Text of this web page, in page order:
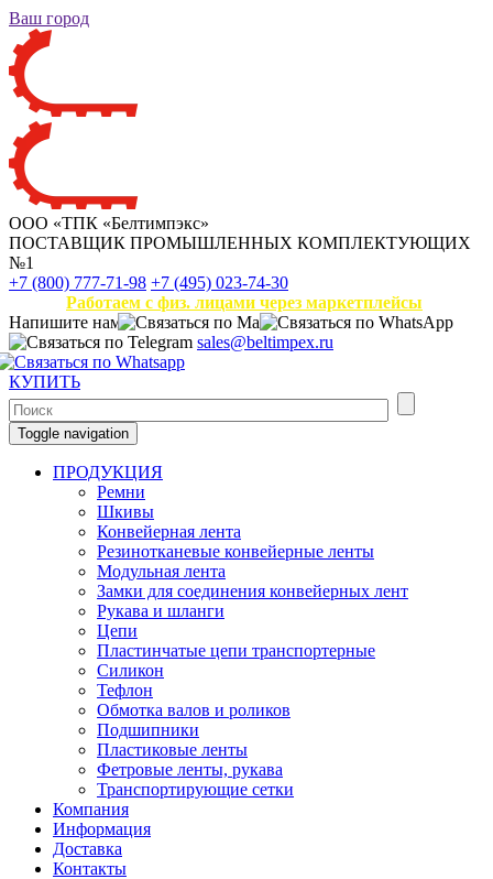
Ваш город
ООО «ТПК «Белтимпэкс»
ПОСТАВЩИК ПРОМЫШЛЕННЫХ КОМПЛЕКТУЮЩИХ
№1
+7 (800) 777-71-98 +7 (495) 023-74-30
Работаем с физ. лицами через маркетплейсы
Напишите нам
sales@beltimpex.ru
КУПИТЬ
Toggle navigation
ПРОДУКЦИЯ
Ремни
Шкивы
Конвейерная лента
Резинотканевые конвейерные ленты
Модульная лента
Замки для соединения конвейерных лент
Рукава и шланги
Цепи
Пластинчатые цепи транспортерные
Силикон
Тефлон
Обмотка валов и роликов
Подшипники
Пластиковые ленты
Фетровые ленты, рукава
Транспортирующие сетки
Компания
Информация
Доставка
Контакты